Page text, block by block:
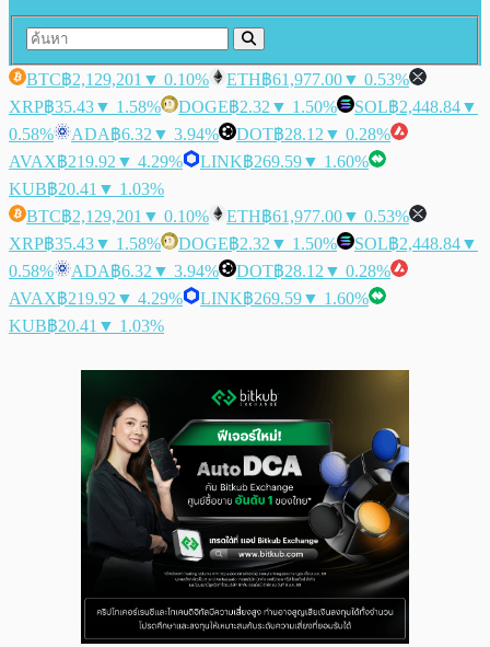
BTC฿2,129,201 ▼ 0.10% ETH฿61,977.00▼ 0.53%
XRP฿35.43▼ 1.58% DOGE฿2.32 ▼ 1.50% SOL฿2,448.84▼
0.58%
ADA฿6.32 ▼ 3.94% DOT฿28.12 ▼ 0.28%
AVAX฿219.92 ▼ 4.29% LINK฿269.59▼ 1.60%
KUB฿20.41 ▼ 1.03%
BTC฿2,129,201 ▼ 0.10% ETH฿61,977.00▼ 0.53%
XRP฿35.43▼ 1.58% DOGE฿2.32 ▼ 1.50% SOL฿2,448.84▼
0.58%
ADA฿6.32 ▼ 3.94% DOT฿28.12 ▼ 0.28%
AVAX฿219.92 ▼ 4.29% LINK฿269.59▼ 1.60%
KUB฿20.41 ▼ 1.03%